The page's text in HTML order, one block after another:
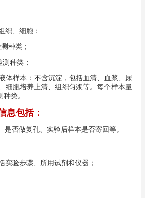
织、细胞：
种类；
测种类；
体样本：不含沉淀，包括血清、血浆、尿
细胞培养上清、组织匀浆等。每个样本量
类。
息包括：
是否做复孔、实验后样本是否寄回等。
实验步骤、所用试剂和仪器；